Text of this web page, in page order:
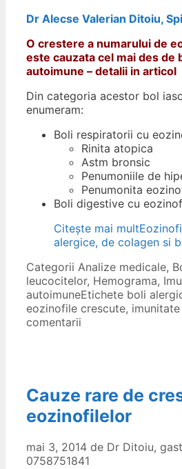
Dr Alecse Valerian Ditoiu,
O crestere a numarului de
este cauzata cel mai des de
autoimune – detalii in articol
Din categoria acestor bol
enumeram:
Boli respiratorii cu
Rinita atopica
Astm bronsic
Penumoniile de
Penumonita
Boli digestive cu
Citește mai mult
alergice, de colagen si
Categorii Analize medicale,
leucocitelor, Hemograma,
autoimuneEtichete boli
eozinofile crescute,
comentarii
Cauze rare de
eozinofilelor
mai 3, 2014 de Dr Ditoiu,
0758751841